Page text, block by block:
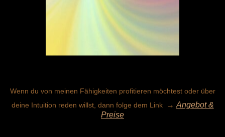
Wenn du von meinen Fähigkeiten profitieren möchtest oder über
deine Intuition reden willst, dann folge dem Link
→ Angebot &
Preise